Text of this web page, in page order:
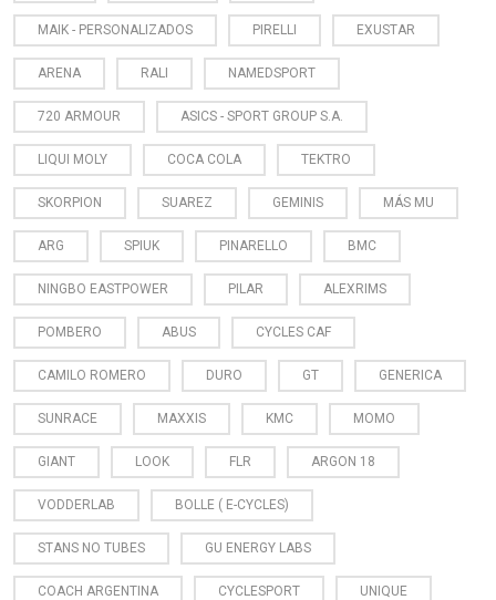
MAIK - PERSONALIZADOS PIRELLI EXUSTAR
ARENA RALI NAMEDSPORT
720 ARMOUR ASICS - SPORT GROUP S.A.
LIQUI MOLY COCA COLA TEKTRO
SKORPION SUAREZ GEMINIS MÁS MU
ARG SPIUK PINARELLO BMC
NINGBO EASTPOWER PILAR ALEXRIMS
POMBERO ABUS CYCLES CAF
CAMILO ROMERO DURO GT GENERICA
SUNRACE MAXXIS KMC MOMO
GIANT LOOK FLR ARGON 18
VODDERLAB BOLLE ( E-CYCLES)
STANS NO TUBES GU ENERGY LABS
COACH ARGENTINA CYCLESPORT UNIQUE